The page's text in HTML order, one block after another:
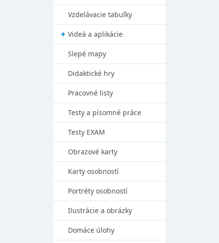
Vzdelávacie tabuľky
Videá a aplikácie
Slepé mapy
Didaktické hry
Pracovné listy
Testy a písomné práce
Testy EXAM
Obrazové karty
Karty osobností
Portréty osobností
Ilustrácie a obrázky
Domáce úlohy